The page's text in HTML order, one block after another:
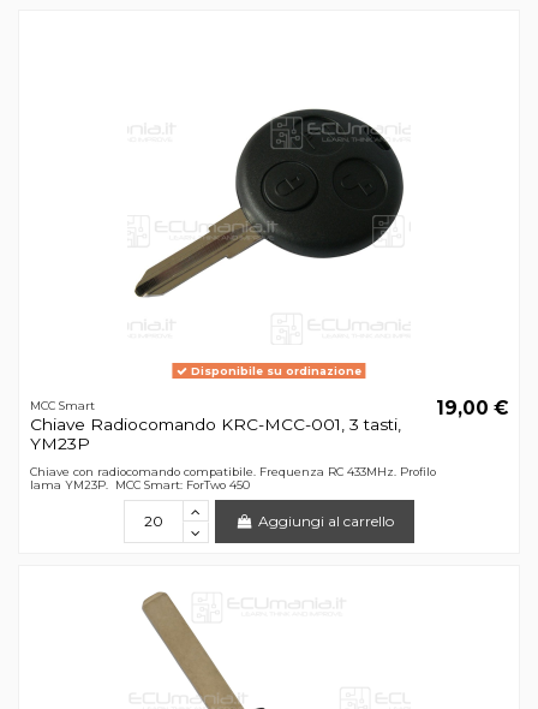
Disponibile su ordinazione
MCC Smart
Chiave Radiocomando KRC-MCC-001, 3 tasti,
YM23P
19,00 €
Chiave con radiocomando compatibile. Frequenza RC 433MHz. Profilo
lama YM23P. MCC Smart: ForTwo 450
Aggiungi al carrello